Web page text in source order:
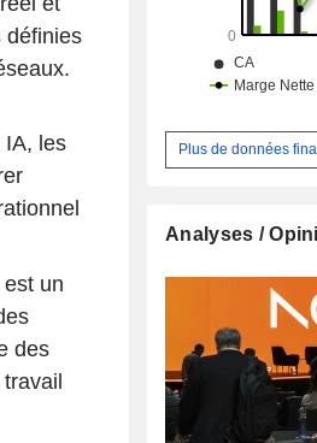
définies
IA, les
un
des
Plus de données
Analyses /